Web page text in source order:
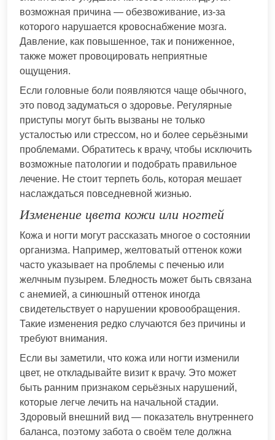
возможная причина — обезвоживание, из-за
которого нарушается кровоснабжение мозга.
Давление, как повышенное, так и пониженное,
также может провоцировать неприятные
ощущения.
Если головные боли появляются чаще обычного,
это повод задуматься о здоровье. Регулярные
приступы могут быть вызваны не только
усталостью или стрессом, но и более серьёзными
проблемами. Обратитесь к врачу, чтобы исключить
возможные патологии и подобрать правильное
лечение. Не стоит терпеть боль, которая мешает
наслаждаться повседневной жизнью.
Изменение цвета кожи или ногтей
Кожа и ногти могут рассказать многое о состоянии
организма. Например, желтоватый оттенок кожи
часто указывает на проблемы с печенью или
желчным пузырем. Бледность может быть связана
с анемией, а синюшный оттенок иногда
свидетельствует о нарушении кровообращения.
Такие изменения редко случаются без причины и
требуют внимания.
Если вы заметили, что кожа или ногти изменили
цвет, не откладывайте визит к врачу. Это может
быть ранним признаком серьёзных нарушений,
которые легче лечить на начальной стадии.
Здоровый внешний вид — показатель внутреннего
баланса, поэтому забота о своём теле должна